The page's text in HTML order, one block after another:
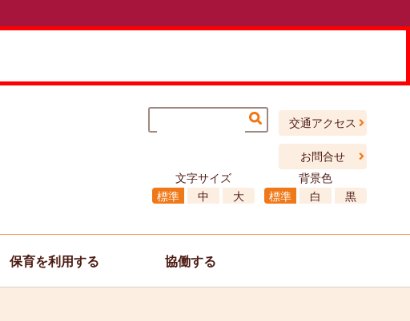
交通アクセス
お問合せ
文字サイズ
標準
中 大
背景色
標準
白 黒
保育を利用する 協働する